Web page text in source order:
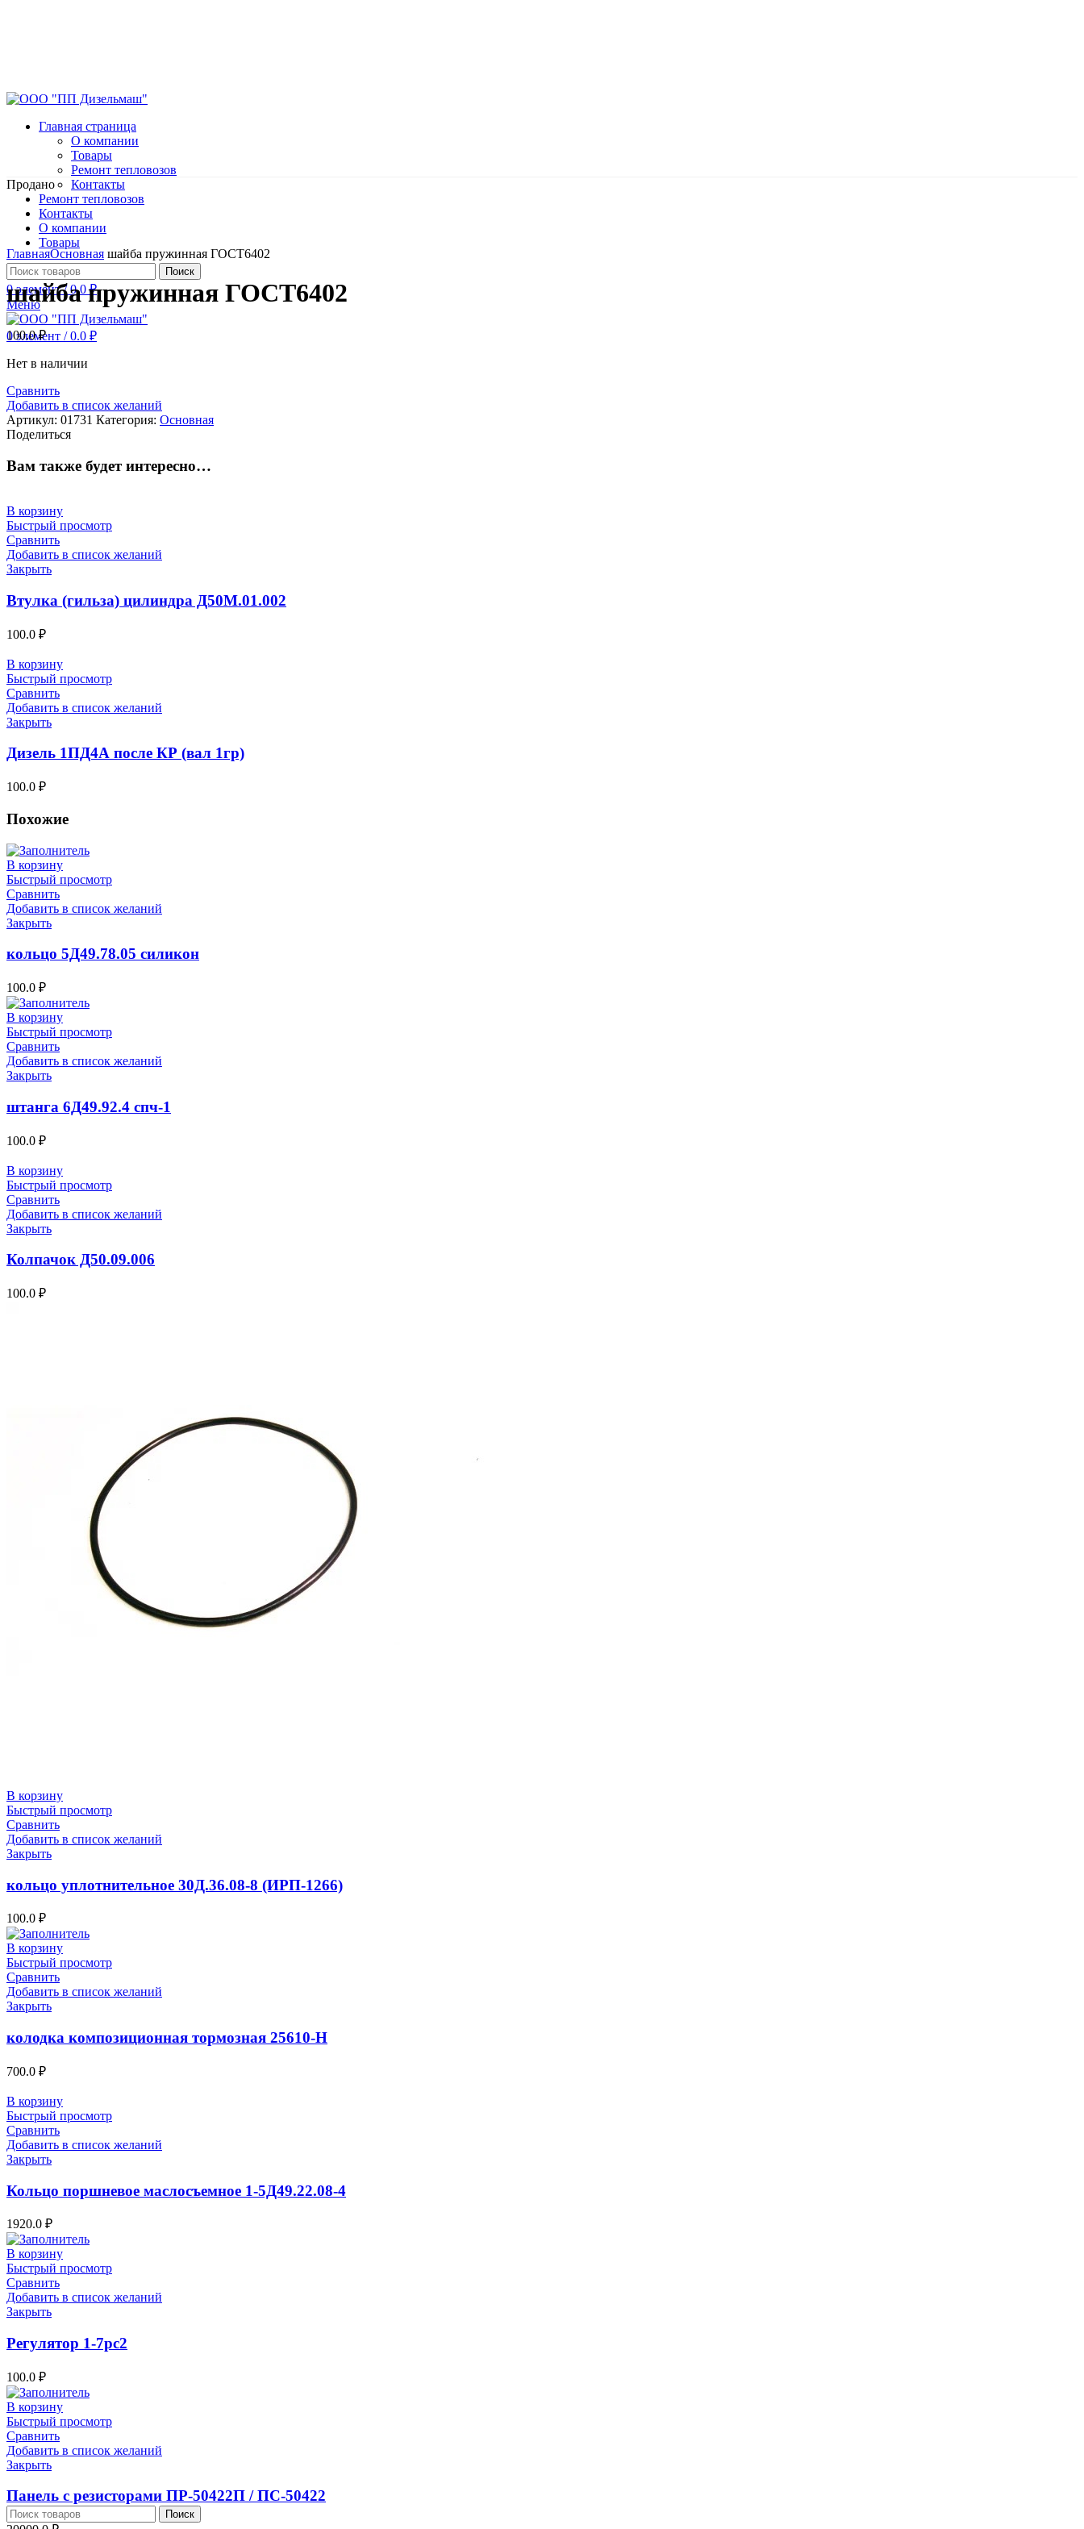
Главная страница
О компании
Товары
Ремонт тепловозов
Контакты
Ремонт тепловозов
Контакты
О компании
Товары
Поиск
0элемент / 0.0₽
Меню
0элемент / 0.0 ₽
Продано
Нажмите, чтобы увеличить
ГлавнаяОсновная шайба пружинная ГОСТ6402
шайба пружинная ГОСТ6402
100.0₽
Нет в наличии
Сравнить
Добавить в список желаний
Артикул: 01731 Категория: Основная
Поделиться
Вам также будет интересно…
В корзину
Быстрый просмотр
Сравнить
Добавить в список желаний
Закрыть
Втулка (гильза) цилиндра Д50М.01.002
100.0 ₽
В корзину
Быстрый просмотр
Сравнить
Добавить в список желаний
Закрыть
Дизель 1ПД4А после КР (вал 1гр)
100.0 ₽
Похожие
В корзину
Быстрый просмотр
Сравнить
Добавить в список желаний
Закрыть
кольцо 5Д49.78.05 силикон
100.0 ₽
В корзину
Быстрый просмотр
Сравнить
Добавить в список желаний
Закрыть
штанга 6Д49.92.4 спч-1
100.0 ₽
В корзину
Быстрый просмотр
Сравнить
Добавить в список желаний
Закрыть
Колпачок Д50.09.006
100.0 ₽
В корзину
Быстрый просмотр
Сравнить
Добавить в список желаний
Закрыть
кольцо уплотнительное 30Д.36.08-8 (ИРП-1266)
100.0 ₽
В корзину
Быстрый просмотр
Сравнить
Добавить в список желаний
Закрыть
колодка композиционная тормозная 25610-Н
700.0 ₽
В корзину
Быстрый просмотр
Сравнить
Добавить в список желаний
Закрыть
Кольцо поршневое маслосъемное 1-5Д49.22.08-4
1920.0 ₽
В корзину
Быстрый просмотр
Сравнить
Добавить в список желаний
Закрыть
Регулятор 1-7рс2
100.0 ₽
В корзину
Быстрый просмотр
Сравнить
Добавить в список желаний
Закрыть
Панель с резисторами ПР-50422П / ПС-50422
Поиск